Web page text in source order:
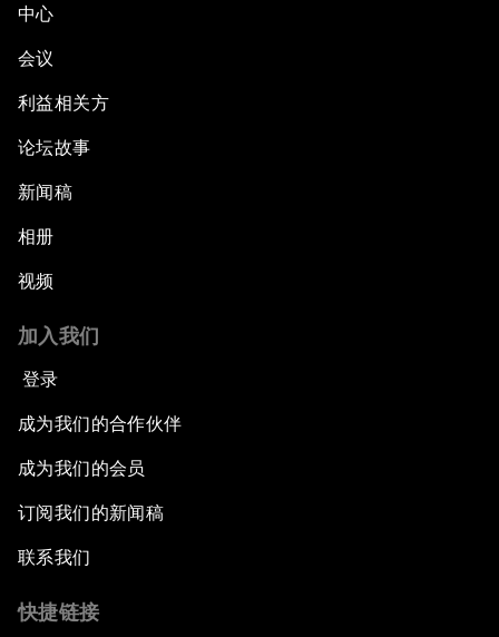
中心
会议
利益相关方
论坛故事
新闻稿
相册
视频
加入我们
登录
成为我们的合作伙伴
成为我们的会员
订阅我们的新闻稿
联系我们
快捷链接